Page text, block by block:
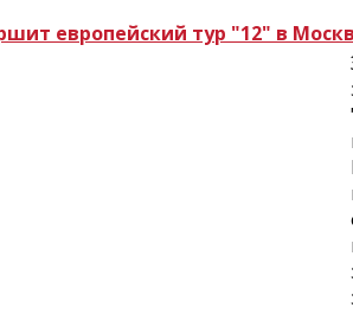
европейский тур "12" в